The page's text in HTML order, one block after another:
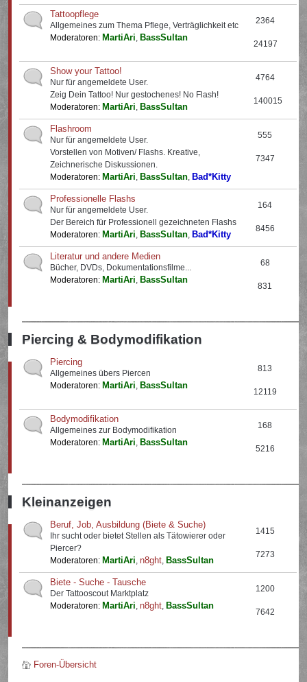
Tattoopflege
Allgemeines zum Thema Pflege, Verträglichkeit etc
Moderatoren: MartiAri, BassSultan
2364
24197
Show your Tattoo!
Nur für angemeldete User.
Zeig Dein Tattoo! Nur gestochenes! No Flash!
Moderatoren: MartiAri, BassSultan
4764
140015
Flashroom
Nur für angemeldete User.
Vorstellen von Motiven/ Flashs. Kreative,
Zeichnerische Diskussionen.
Moderatoren: MartiAri, BassSultan, Bad*Kitty
555
7347
Professionelle Flashs
Nur für angemeldete User.
Der Bereich für Professionell gezeichneten Flashs
Moderatoren: MartiAri, BassSultan, Bad*Kitty
164
8456
Literatur und andere Medien
Bücher, DVDs, Dokumentationsfilme...
Moderatoren: MartiAri, BassSultan
68
831
Piercing & Bodymodifikation
Piercing
Allgemeines übers Piercen
Moderatoren: MartiAri, BassSultan
813
12119
Bodymodifikation
Allgemeines zur Bodymodifikation
Moderatoren: MartiAri, BassSultan
168
5216
Kleinanzeigen
Beruf, Job, Ausbildung (Biete & Suche)
Ihr sucht oder bietet Stellen als Tätowierer oder
Piercer?
Moderatoren: MartiAri,n8ght, BassSultan
1415
7273
Biete - Suche - Tausche
Der Tattooscout Marktplatz
Moderatoren: MartiAri,n8ght, BassSultan
1200
7642
Foren-Übersicht